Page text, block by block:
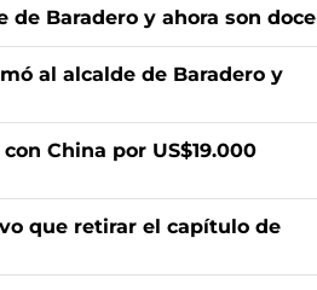
Baradero y ahora son doce
al alcalde de Baradero y
China por US$19.000
que retirar el capítulo de